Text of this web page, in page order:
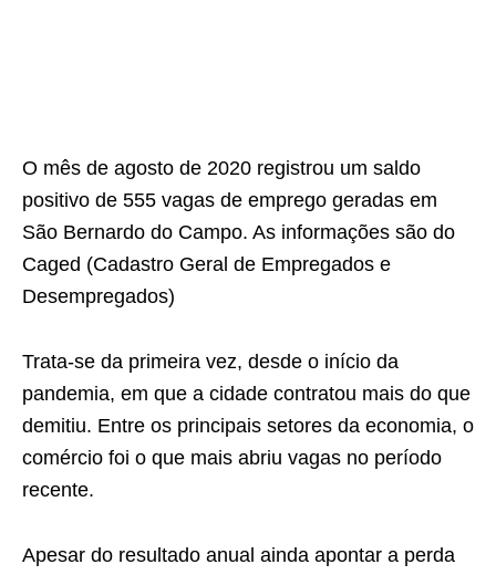
O mês de agosto de 2020 registrou um saldo
positivo de 555 vagas de emprego geradas em
São Bernardo do Campo. As informações são do
Caged (Cadastro Geral de Empregados e
Desempregados)
Trata-se da primeira vez, desde o início da
pandemia, em que a cidade contratou mais do que
demitiu. Entre os principais setores da economia, o
comércio foi o que mais abriu vagas no período
recente.
Apesar do resultado anual ainda apontar a perda